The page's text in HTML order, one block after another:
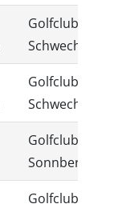
Golfclub
Schwechat
Golfclub
Schwechat
Golfclub
Sonnberg
Golfclub